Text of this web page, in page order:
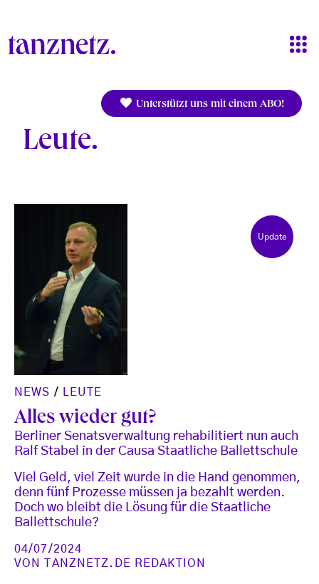
Unterstützt uns mit einem ABO!
Leute
Update
NEWS / LEUTE
Alles wieder gut?
Berliner Senatsverwaltung rehabilitiert nun auch
Ralf Stabel in der Causa Staatliche Ballettschule
Viel Geld, viel Zeit wurde in die Hand genommen,
denn fünf Prozesse müssen ja bezahlt werden.
Doch wo bleibt die Lösung für die Staatliche
Ballettschule?
04/07/2024
VON
TANZNETZ.DE REDAKTION